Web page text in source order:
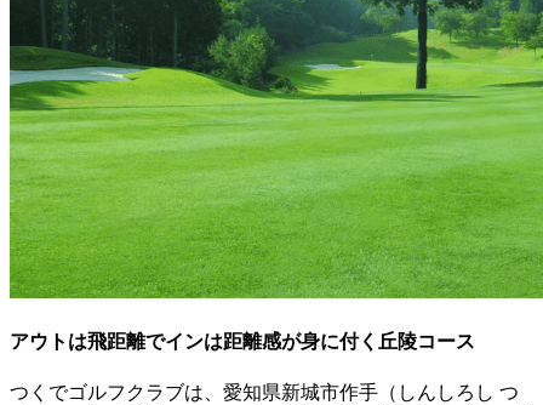
アウトは飛距離でインは距離感が身に付く丘陵コース
つくでゴルフクラブは、愛知県新城市作手（しんしろし つ